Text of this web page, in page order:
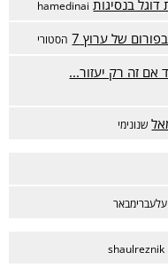
בנסיגות hamedinai
של ערוץ 7 הסטורי
אם זה רק יעזור...
שנונימי
shaulreznik